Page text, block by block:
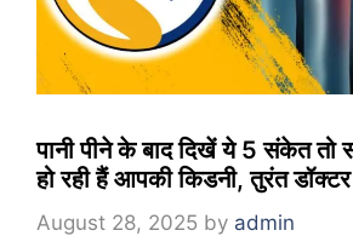
पानी पीने के बाद दिखें ये 5 संकेत तो
हो रही हैं आपकी किडनी, तुरंत
August 28, 2025 by admin